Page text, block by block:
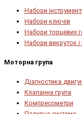
Набори
Набори ключів
Набори торцевих
Набори викруток і
Моторна група
Діагностика
Клапанна група
Компресометри